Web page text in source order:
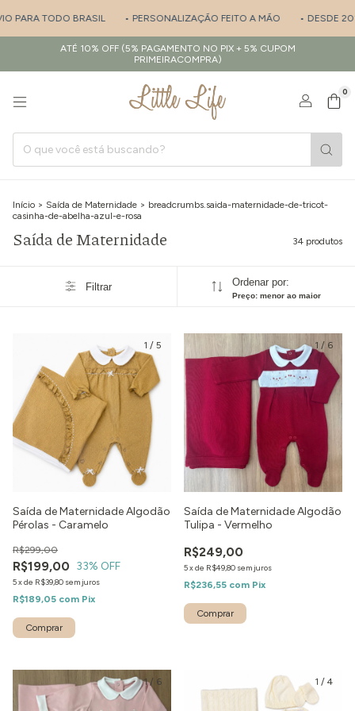
BRASIL • PERSONALIZAÇÃO FEITO A MÃO • DESDE 2017 -
ATÉ 10% OFF (5% PAGAMENTO NO PIX + 5% CUPOM
PRIMEIRACOMPRA)
0
Início > Saída de Maternidade > breadcrumbs.saida-maternidade-de-tricot-
casinha-de-abelha-azul-e-rosa
Saída de Maternidade 34 produtos
Filtrar Ordenar por:
Preço: menor ao maior
1 / 5
Saída de Maternidade Algodão
Pérolas - Caramelo
R$199,00
R$299,00
33% OFF
5xde R$39,80 sem juros
R$189,05 com Pix
Comprar
1 / 6
Saída de Maternidade Algodão
Tulipa - Vermelho
R$249,00
5xde R$49,80 sem juros
R$236,55 com Pix
Comprar
1/ 6 1 / 4